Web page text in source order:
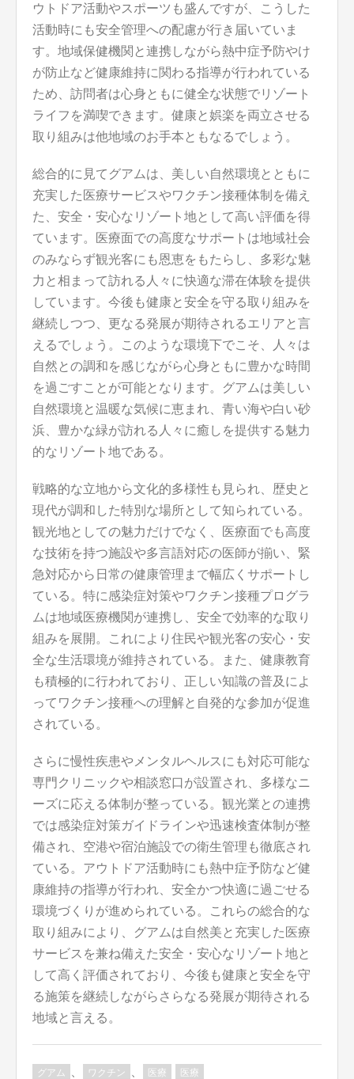
ウトドア活動やスポーツも盛んですが、こうした
活動時にも安全管理への配慮が行き届いていま
す。地域保健機関と連携しながら熱中症予防やけ
が防止など健康維持に関わる指導が行われている
ため、訪問者は心身ともに健全な状態でリゾート
ライフを満喫できます。健康と娯楽を両立させる
取り組みは他地域のお手本ともなるでしょう。
総合的に見てグアムは、美しい自然環境とともに
充実した医療サービスやワクチン接種体制を備え
た、安全・安心なリゾート地として高い評価を得
ています。医療面での高度なサポートは地域社会
のみならず観光客にも恩恵をもたらし、多彩な魅
力と相まって訪れる人々に快適な滞在体験を提供
しています。今後も健康と安全を守る取り組みを
継続しつつ、更なる発展が期待されるエリアと言
えるでしょう。このような環境下でこそ、人々は
自然との調和を感じながら心身ともに豊かな時間
を過ごすことが可能となります。グアムは美しい
自然環境と温暖な気候に恵まれ、青い海や白い砂
浜、豊かな緑が訪れる人々に癒しを提供する魅力
的なリゾート地である。
戦略的な立地から文化的多様性も見られ、歴史と
現代が調和した特別な場所として知られている。
観光地としての魅力だけでなく、医療面でも高度
な技術を持つ施設や多言語対応の医師が揃い、緊
急対応から日常の健康管理まで幅広くサポートし
ている。特に感染症対策やワクチン接種プログラ
ムは地域医療機関が連携し、安全で効率的な取り
組みを展開。これにより住民や観光客の安心・安
全な生活環境が維持されている。また、健康教育
も積極的に行われており、正しい知識の普及によ
ってワクチン接種への理解と自発的な参加が促進
されている。
さらに慢性疾患やメンタルヘルスにも対応可能な
専門クリニックや相談窓口が設置され、多様なニ
ーズに応える体制が整っている。観光業との連携
では感染症対策ガイドラインや迅速検査体制が整
備され、空港や宿泊施設での衛生管理も徹底され
ている。アウトドア活動時にも熱中症予防など健
康維持の指導が行われ、安全かつ快適に過ごせる
環境づくりが進められている。これらの総合的な
取り組みにより、グアムは自然美と充実した医療
サービスを兼ね備えた安全・安心なリゾート地と
して高く評価されており、今後も健康と安全を守
る施策を継続しながらさらなる発展が期待される
地域と言える。
グアム ワクチン 医療 医療